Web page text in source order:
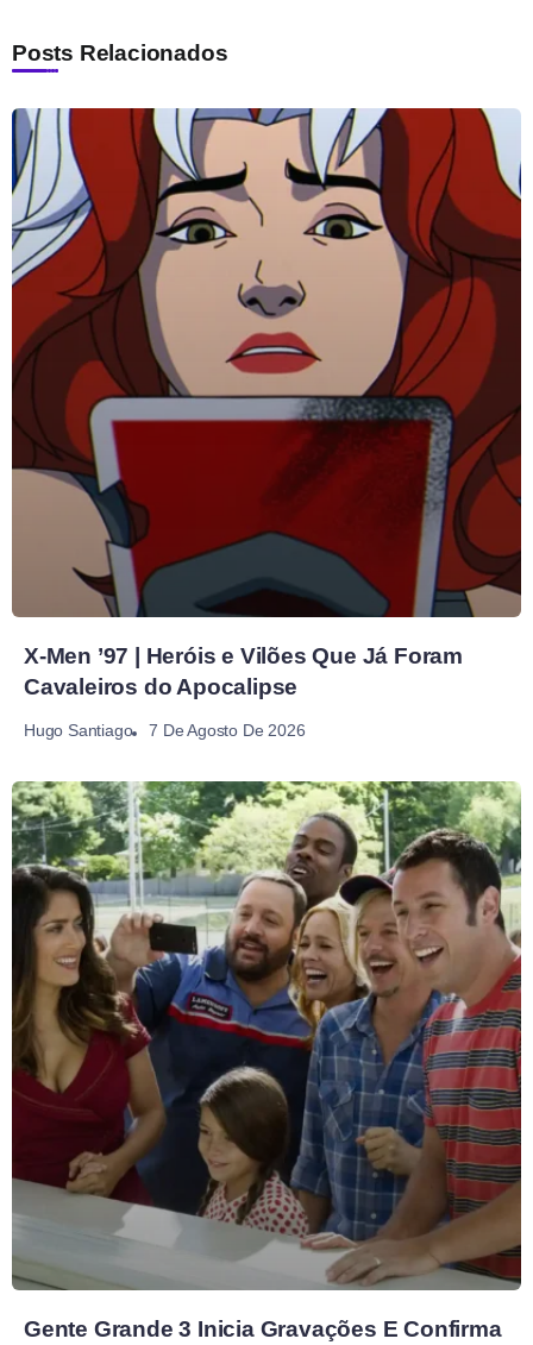
Posts Relacionados
X-Men ’97 | Heróis e Vilões Que Já Foram
Cavaleiros do Apocalipse
Hugo Santiago 7 De Agosto De 2026
Gente Grande 3 Inicia Gravações E Confirma